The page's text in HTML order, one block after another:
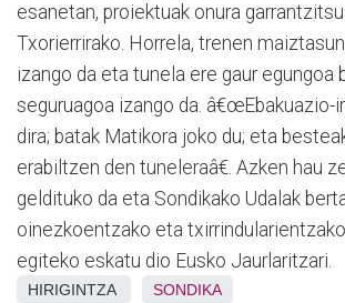
esanetan, proiektuak onura
Txorierrirako. Horrela, trenen
izango da eta tunela ere gaur egungoa
seguruagoa izango da. â€œEbakuazio-
dira; batak Matikora joko du; eta
erabiltzen den tuneleraâ€. Azken hau
geldituko da eta Sondikako Udalak
oinezkoentzako eta
egiteko eskatu dio Eusko Jaurlaritzari.
HIRIGINTZA SONDIKA